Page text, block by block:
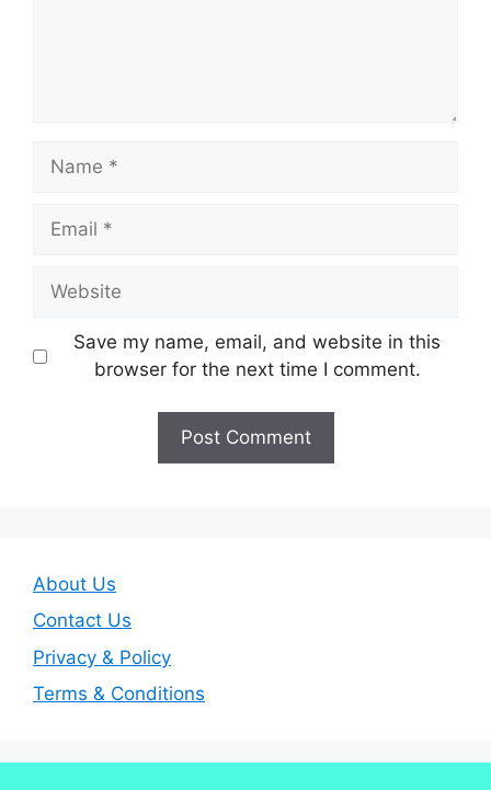
Save my name, email, and website in this
browser for the next time I comment.
About Us
Contact Us
Privacy & Policy
Terms & Conditions